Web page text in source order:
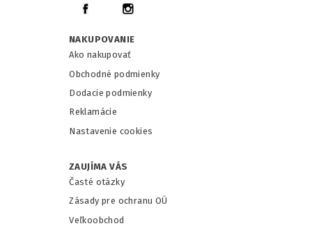
NAKUPOVANIE
Ako nakupovať
Obchodné podmienky
Dodacie podmienky
Reklamácie
Nastavenie cookies
ZAUJÍMA VÁS
Časté otázky
Zásady pre ochranu OÚ
Veľkoobchod